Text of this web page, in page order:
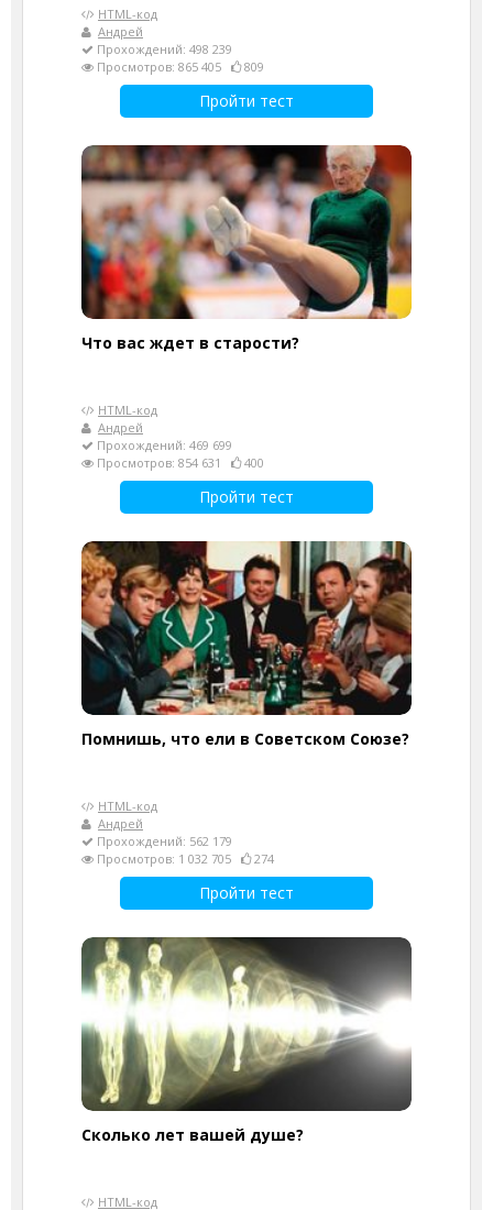
HTML-код
Андрей
Прохождений: 498 239
Просмотров: 865 405
809
Пройти тест
Что вас ждет в старости?
HTML-код
Андрей
Прохождений: 469 699
Просмотров: 854 631
400
Пройти тест
Помнишь, что ели в Советском Союзе?
HTML-код
Андрей
Прохождений: 562 179
Просмотров: 1 032 705
274
Пройти тест
Cколько лет вашей душе?
HTML-код